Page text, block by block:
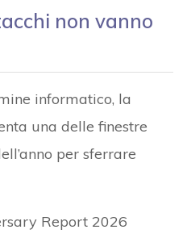
non vanno
informatico, la
una delle finestre
per sferrare
Report 2026